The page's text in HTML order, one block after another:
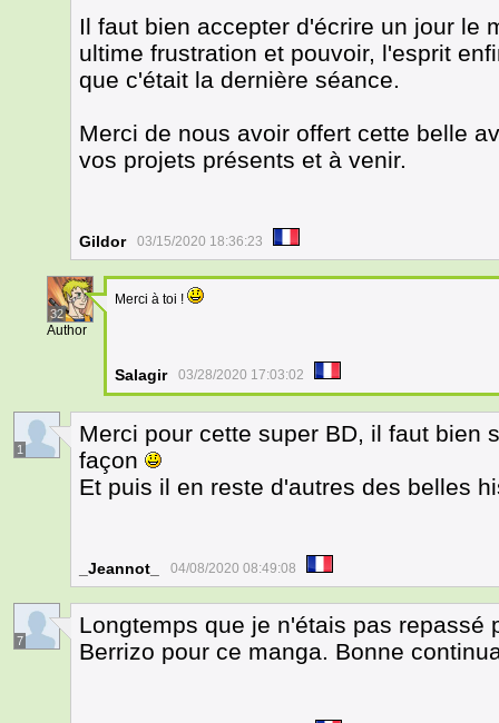
Il faut bien accepter d'écrire un jour le
ultime frustration et pouvoir, l'esprit
que c'était la dernière séance.
Merci de nous avoir offert cette belle
vos projets présents et à venir.
Gildor 03/15/2020 18:36:23
32
Author
Merci à toi !
Salagir 03/28/2020 17:03:02
1
Merci pour cette super BD, il faut bien
façon
Et puis il en reste d'autres des belles
_Jeannot_ 04/08/2020 08:49:08
7
Longtemps que je n'étais pas repassé
Berrizo pour ce manga. Bonne